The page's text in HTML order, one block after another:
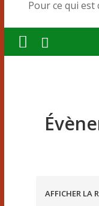
Pour ce qui
AFFICHER LA